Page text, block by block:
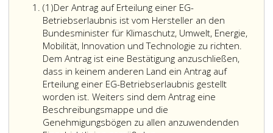
(1)Absatz
eins
Der Antrag auf Erteilung einer EG-
Betriebserlaubnis ist vom Hersteller an den
Bundesminister für Klimaschutz, Umwelt, Energie,
Mobilität, Innovation und Technologie zu richten.
Dem Antrag ist eine Bestätigung anzuschließen,
dass in keinem anderen Land ein Antrag auf
Erteilung einer EG-Betriebserlaubnis gestellt
worden ist. Weiters sind dem Antrag eine
Beschreibungsmappe und die
Genehmigungsbögen zu allen anzuwendenden